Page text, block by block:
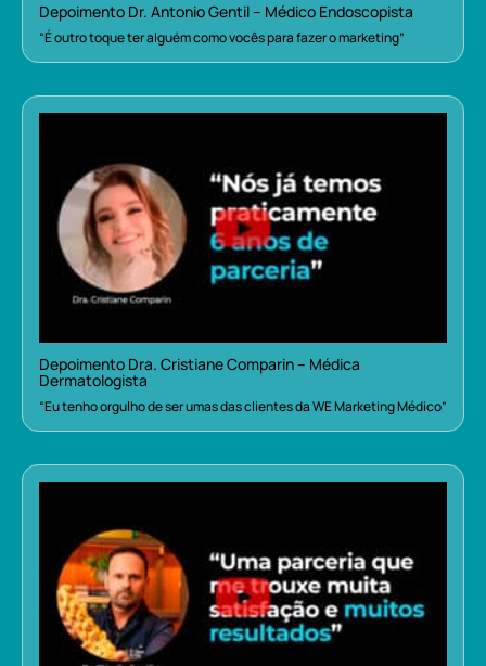
Depoimento Dr. Antonio Gentil – Médico Endoscopista
“É outro toque ter alguém como vocês para fazer o marketing”
Depoimento Dra. Cristiane Comparin – Médica
Dermatologista
“Eu tenho orgulho de ser umas das clientes da WE Marketing Médico”